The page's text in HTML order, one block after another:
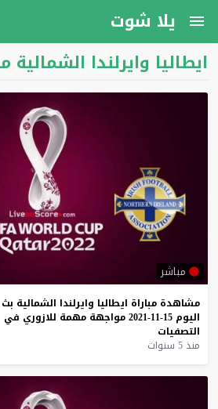
يلا شوت
ايطاليا وايرلندا الشمالية
مباشر
مشاهدة مباراة ايطاليا وايرلندا الشمالية بث
اليوم 15-11-2021 مواجهة مهمة للازوري في
التصفيات
منذ 5 سنوات